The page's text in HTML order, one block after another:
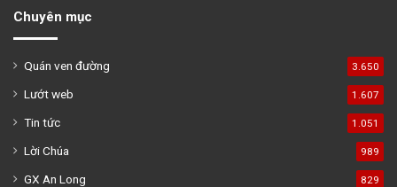
Chuyên mục
Quán ven đường 3.650
Lướt web 1.607
Tin tức 1.051
Lời Chúa 989
GX An Long 829